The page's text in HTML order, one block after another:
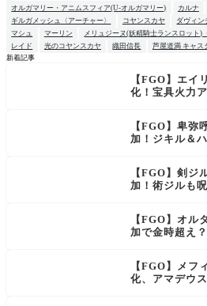
オルガマリー・アニムスフィア(U-オルガマリー)
カルナ
ギルガメッシュ〈アーチャー〉
コヤンスカヤ ダヴィン
マシュ
マーリン メリュジーヌ(妖精騎士ランスロット)
レイド
光のコヤンスカヤ 織田信長
芦屋道満 キャス
新着記事
【FGO】エイ
化！宝具火力
【FGO】卑弥
加！ジキル＆
【FGO】剣ジ
加！術ジルも
【FGO】オル
加で金時超え
【FGO】メフ
化、アマデウ